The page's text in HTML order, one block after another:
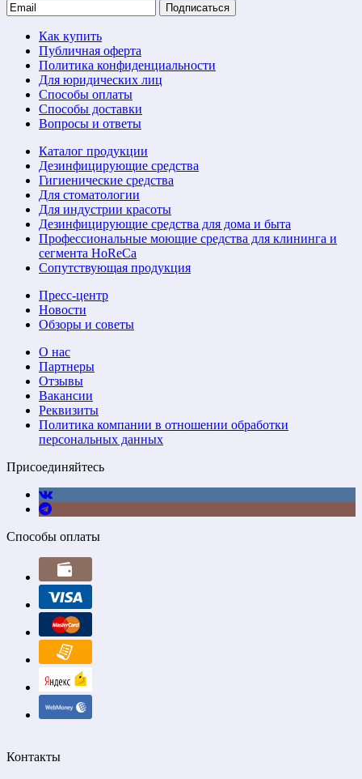
Подписаться
Как купить
Публичная оферта
Политика конфиденциальности
Для юридических лиц
Способы оплаты
Способы доставки
Вопросы и ответы
Каталог продукции
Дезинфицирующие средства
Гигиенические средства
Для стоматологии
Для индустрии красоты
Дезинфицирующие средства для дома и быта
Профессиональные моющие средства для клининга и
сегмента HoReCa
Сопутствующая продукция
Пресс-центр
Новости
Обзоры и советы
О нас
Партнеры
Отзывы
Вакансии
Реквизиты
Политика компании в отношении обработки
персональных данных
Присоединяйтесь
Способы оплаты
Контакты